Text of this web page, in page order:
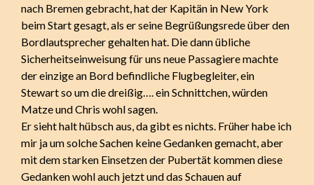
nach Bremen gebracht, hat der Kapitän in New York
beim Start gesagt, als er seine Begrüßungsrede über den
Bordlautsprecher gehalten hat. Die dann übliche
Sicherheitseinweisung für uns neue Passagiere machte
der einzige an Bord befindliche Flugbegleiter, ein
Stewart so um die dreißig…. ein Schnittchen, würden
Matze und Chris wohl sagen.
Er sieht halt hübsch aus, da gibt es nichts. Früher habe ich
mir ja um solche Sachen keine Gedanken gemacht, aber
mit dem starken Einsetzen der Pubertät kommen diese
Gedanken wohl auch jetzt und das Schauen auf